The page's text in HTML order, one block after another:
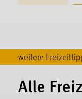
weitere
Alle